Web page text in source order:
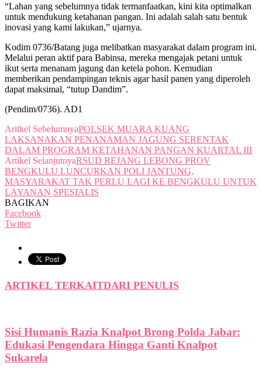
“Lahan yang sebelumnya tidak termanfaatkan, kini kita optimalkan
untuk mendukung ketahanan pangan. Ini adalah salah satu bentuk
inovasi yang kami lakukan,” ujarnya.
Kodim 0736/Batang juga melibatkan masyarakat dalam program ini.
Melalui peran aktif para Babinsa, mereka mengajak petani untuk
ikut serta menanam jagung dan ketela pohon. Kemudian
memberikan pendampingan teknis agar hasil panen yang diperoleh
dapat maksimal, “tutup Dandim”.
(Pendim/0736). AD1
Aritkel SebelumnyaPOLSEK MUARA KUANG
LAKSANAKAN PENANAMAN JAGUNG SERENTAK
DALAM PROGRAM KETAHANAN PANGAN KUARTAL III
Artikel SelanjutnyaRSUD REJANG LEBONG PROV
BENGKULU LUNCURKAN POLI JANTUNG,
MASYARAKAT TAK PERLU LAGI KE BENGKULU UNTUK
LAYANAN SPESIALIS
BAGIKAN
Facebook
Twitter
ARTIKEL TERKAITDARI PENULIS
Sisi Humanis Razia Knalpot Brong Polda Jabar:
Edukasi Pengendara Hingga Ganti Knalpot
Sukarela